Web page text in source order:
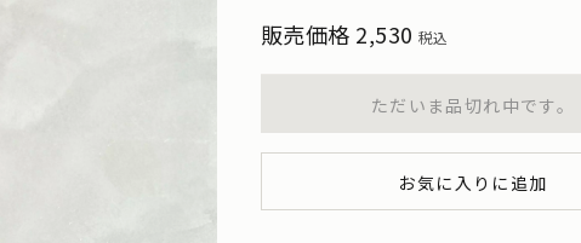
販売価格 2,530 税込
ただいま品切れ中です。
お気に入りに追加